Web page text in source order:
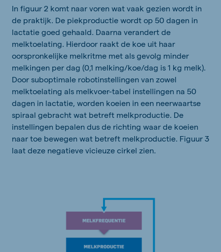
In figuur 2 komt naar voren wat vaak gezien wordt in
de praktijk. De piekproductie wordt op 50 dagen in
lactatie goed gehaald. Daarna verandert de
melktoelating. Hierdoor raakt de koe uit haar
oorspronkelijke melkritme met als gevolg minder
melkingen per dag (0,1 melking/koe/dag is 1 kg melk).
Door suboptimale robotinstellingen van zowel
melktoelating als melkvoer-tabel instellingen na 50
dagen in lactatie, worden koeien in een neerwaartse
spiraal gebracht wat betreft melkproductie. De
instellingen bepalen dus de richting waar de koeien
naar toe bewegen wat betreft melkproductie. Figuur 3
laat deze negatieve vicieuze cirkel zien.